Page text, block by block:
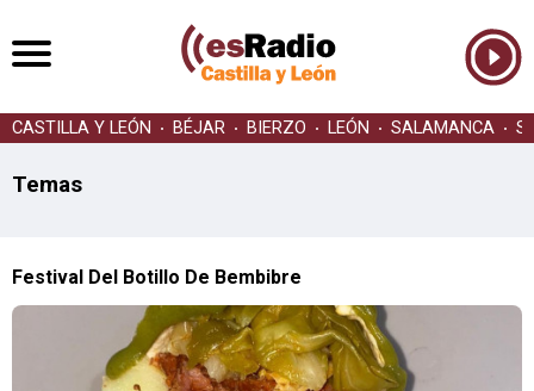
CASTILLA Y LEÓN BÉJAR BIERZO LEÓN SALAMANCA
Temas
Festival Del Botillo De Bembibre